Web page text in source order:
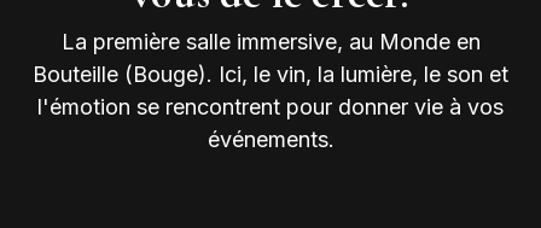
La première salle immersive, au Monde en
Bouteille (Bouge). Ici, le vin, la lumière, le son et
l'émotion se rencontrent pour donner vie à vos
événements.